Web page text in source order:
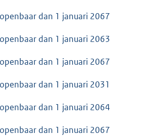
dan 1 januari 2067
dan 1 januari 2063
dan 1 januari 2067
dan 1 januari 2031
dan 1 januari 2064
dan 1 januari 2067